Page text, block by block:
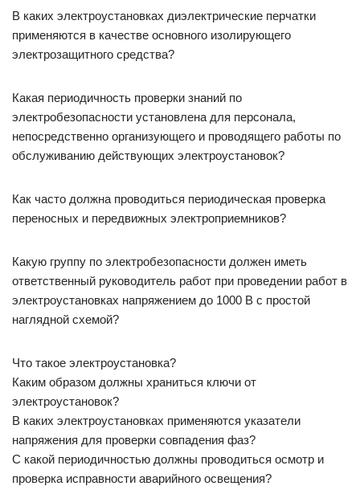
В каких электроустановках диэлектрические перчатки
применяются в качестве основного изолирующего
электрозащитного средства?
Какая периодичность проверки знаний по
электробезопасности установлена для персонала,
непосредственно организующего и проводящего работы по
обслуживанию действующих электроустановок?
Как часто должна проводиться периодическая проверка
переносных и передвижных электроприемников?
Какую группу по электробезопасности должен иметь
ответственный руководитель работ при проведении работ в
электроустановках напряжением до 1000 В с простой
наглядной схемой?
Что такое электроустановка?
Каким образом должны храниться ключи от
электроустановок?
В каких электроустановках применяются указатели
напряжения для проверки совпадения фаз?
С какой периодичностью должны проводиться осмотр и
проверка исправности аварийного освещения?